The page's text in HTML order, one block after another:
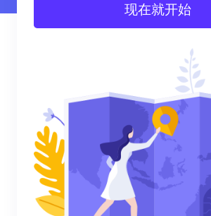
现在就开始